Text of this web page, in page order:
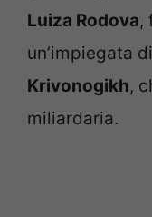
Luiza Rodova,
un’impiegata
Krivonogikh,
miliardaria.